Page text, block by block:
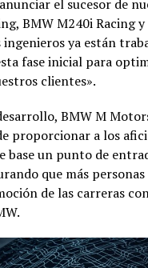
el sucesor de
BMW M240i Racing y
ingenieros ya están
fase inicial para
clientes».
BMW M
proporcionar a los
base un punto de
que más
de las carreras